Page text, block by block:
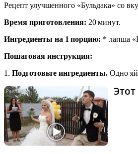
Рецепт улучшенного «Бульдака» со
Время приготовления: 20 минут.
Ингредиенты на 1 порцию: * лапша
Пошаговая инструкция:
1. Подготовьте ингредиенты. Одно